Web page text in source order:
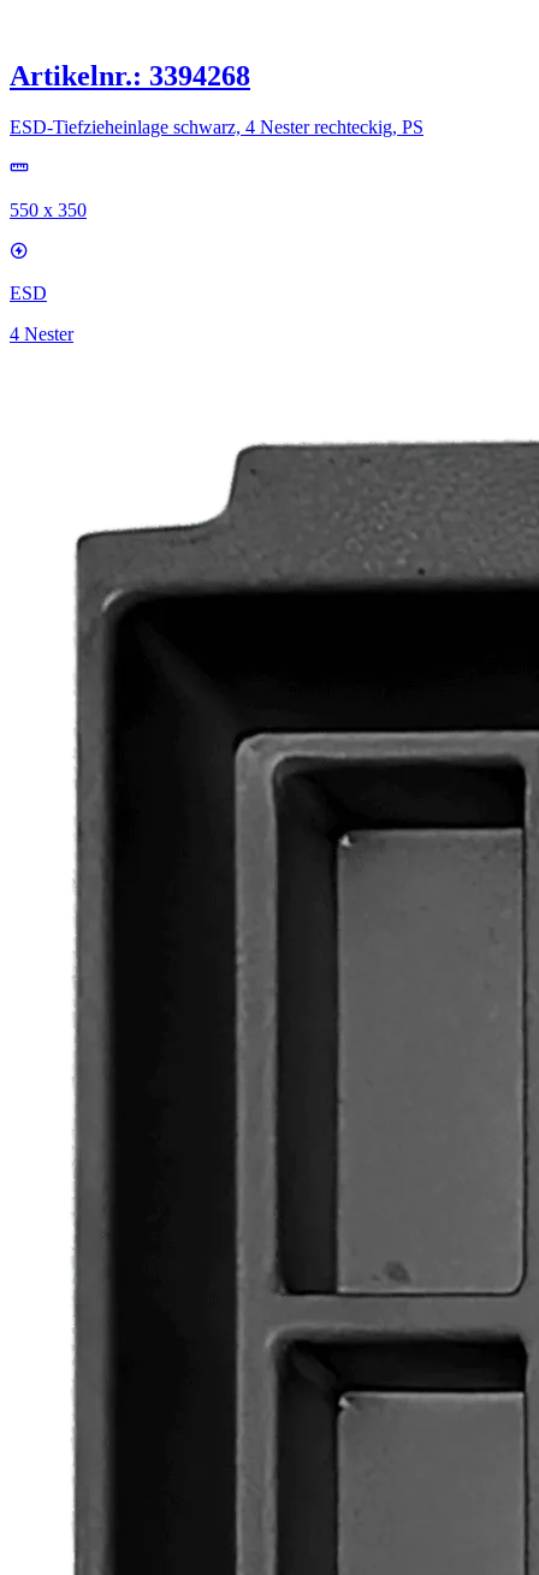
Artikelnr.: 3394268
ESD-Tiefzieheinlage schwarz, 4 Nester rechteckig, PS
550 x 350
ESD
4 Nester